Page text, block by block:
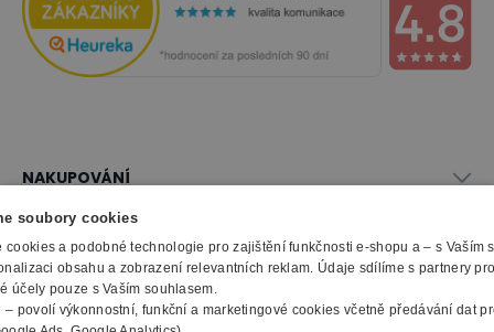
NAKUPOVÁNÍ
Vše o nákupu
Obchodní podmínky
Doprava a montáž
Možnosti platby
Záruka, servis, reklamace
SLUŽBY
Naše katalogy
Reklamační formulář
O FIRMĚ
soubory cookies
cookies a podobné technologie pro zajištění funkčnosti e-shopu a – s Vaším
obsahu a zobrazení relevantních reklam. Údaje sdílíme s partnery
účely pouze s Vaším souhlasem.
– povolí výkonnostní, funkční a marketingové cookies včetně předávání dat